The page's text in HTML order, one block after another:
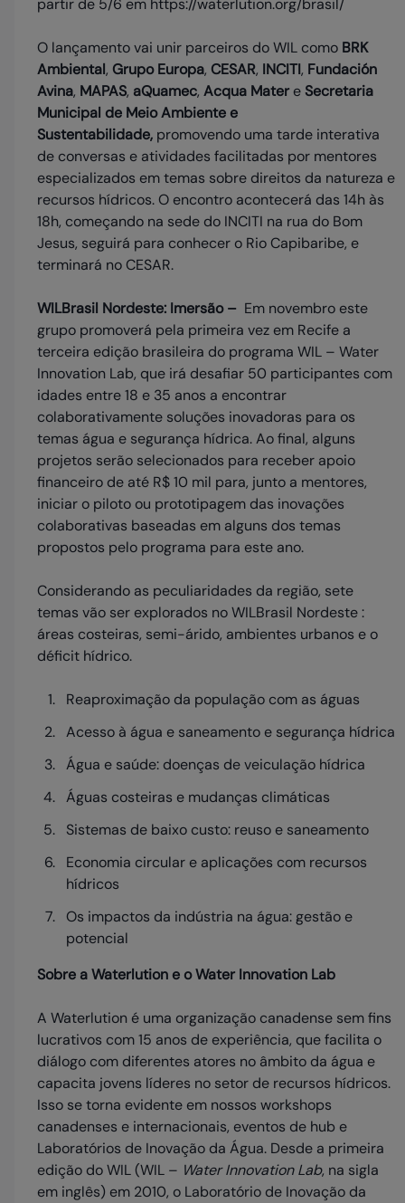
partir de 5/6 em https://waterlution.org/brasil/
O lançamento vai unir parceiros do WIL como BRK
Ambiental, Grupo Europa, CESAR, INCITI, Fundación
Avina, MAPAS, aQuamec, Acqua Mater eSecretaria
Municipal de Meio Ambiente e
Sustentabilidade, promovendo uma tarde interativa
de conversas e atividades facilitadas por mentores
especializados em temas sobre direitos da natureza e
recursos hídricos. O encontro acontecerá das 14h às
18h, começando na sede do INCITI na rua do Bom
Jesus, seguirá para conhecer o Rio Capibaribe, e
terminará no CESAR.
WILBrasil Nordeste: Imersão – Em novembro este
grupo promoverá pela primeira vez em Recife a
terceira edição brasileira do programa WIL – Water
Innovation Lab, que irá desafiar 50 participantes com
idades entre 18 e 35 anos a encontrar
colaborativamente soluções inovadoras para os
temas água e segurança hídrica. Ao final, alguns
projetos serão selecionados para receber apoio
financeiro de até R$ 10 mil para, junto a mentores,
iniciar o piloto ou prototipagem das inovações
colaborativas baseadas em alguns dos temas
propostos pelo programa para este ano.
Considerando as peculiaridades da região, sete
temas vão ser explorados no WILBrasil Nordeste :
áreas costeiras, semi-árido, ambientes urbanos e o
déficit hídrico.
Reaproximação da população com as águas
Acesso à água e saneamento e segurança hídrica
Água e saúde: doenças de veiculação hídrica
Águas costeiras e mudanças climáticas
Sistemas de baixo custo: reuso e saneamento
Economia circular e aplicações com recursos
hídricos
Os impactos da indústria na água: gestão e
potencial
Sobre a Waterlution e o Water Innovation Lab
A Waterlution é uma organização canadense sem fins
lucrativos com 15 anos de experiência, que facilita o
diálogo com diferentes atores no âmbito da água e
capacita jovens líderes no setor de recursos hídricos.
Isso se torna evidente em nossos workshops
canadenses e internacionais, eventos de hub e
Laboratórios de Inovação da Água. Desde a primeira
edição do WIL (WIL – Water Innovation Lab, na sigla
em inglês) em 2010, o Laboratório de Inovação da